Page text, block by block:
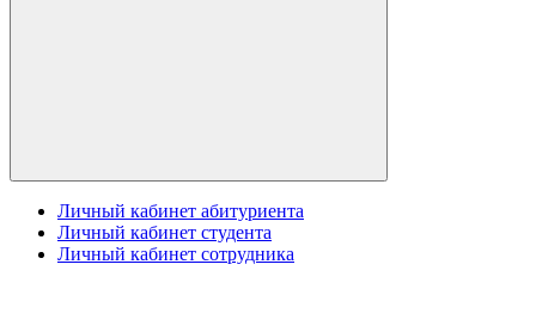
Личный кабинет абитуриента
Личный кабинет студента
Личный кабинет сотрудника